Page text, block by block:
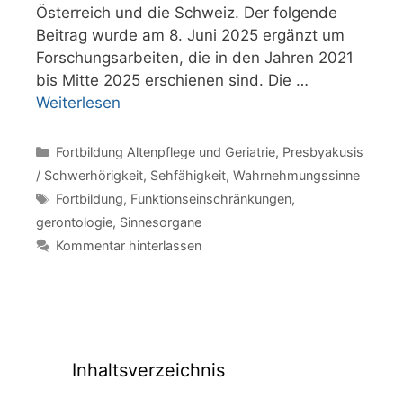
Österreich und die Schweiz. Der folgende
Beitrag wurde am 8. Juni 2025 ergänzt um
Forschungsarbeiten, die in den Jahren 2021
bis Mitte 2025 erschienen sind. Die …
Weiterlesen
Kategorien
Fortbildung Altenpflege und Geriatrie, Presbyakusis
/ Schwerhörigkeit, Sehfähigkeit, Wahrnehmungssinne
Schlagwörter
Fortbildung, Funktionseinschränkungen,
gerontologie, Sinnesorgane
Kommentar hinterlassen
Inhaltsverzeichnis